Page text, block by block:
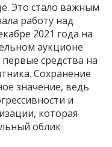
Это стало важным
работу над
2021 года на
аукционе
средства на
Сохранение
значение, ведь
и
которая
облик